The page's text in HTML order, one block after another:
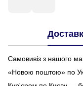
Самовивіз з нашого
«Новою поштою» по